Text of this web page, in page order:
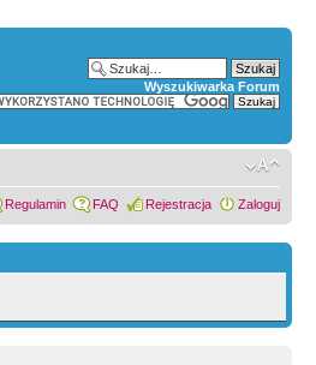
Wyszukiwarka Forum
Regulamin FAQ Rejestracja Zaloguj